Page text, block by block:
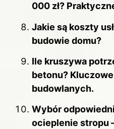
000 zł?
Jakie są koszty
budowie domu?
Ile kruszywa
betonu?
budowlanych.
Wybór
ocieplenie stropu